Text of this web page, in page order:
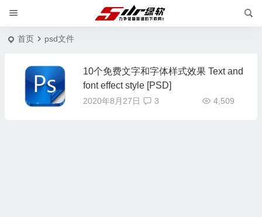
首页 psd文件
10个免费文字和字体样式效果 Text and
font effect style [PSD]
2020年8月27日 4,509
3